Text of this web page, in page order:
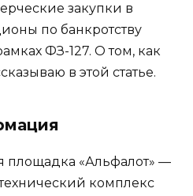
закупки в
по банкротству
ФЗ-127. О том, как
в этой статье.
площадка «Альфалот» —
комплекс